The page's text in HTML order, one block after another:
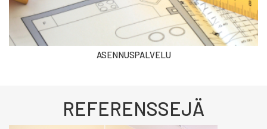
ASENNUSPALVELU
REFERENSSEJÄ